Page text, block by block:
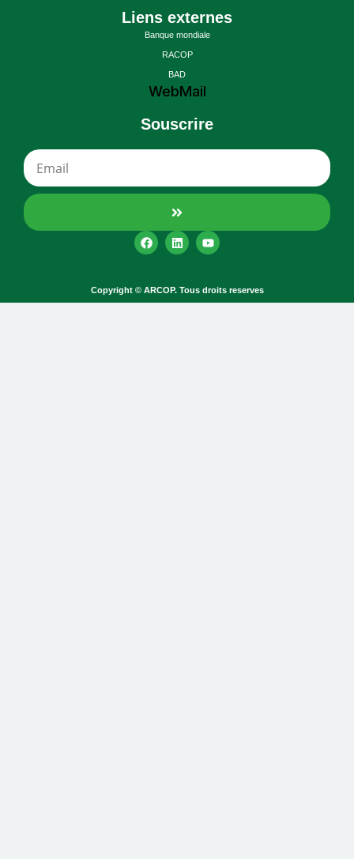
Liens externes
Banque mondiale
RACOP
BAD
WebMail
Souscrire
Copyright © ARCOP. Tous droits reserves